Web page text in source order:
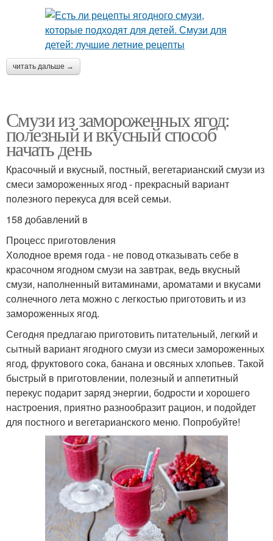
читать дальше →
Смузи из замороженных ягод:
полезный и вкусный способ
начать день
Красочный и вкусный, постный, вегетарианский смузи из
смеси замороженных ягод - прекрасный вариант
полезного перекуса для всей семьи.
158 добавлений в
Процесс приготовления
Холодное время года - не повод отказывать себе в
красочном ягодном смузи на завтрак, ведь вкусный
смузи, наполненный витаминами, ароматами и вкусами
солнечного лета можно с легкостью приготовить и из
замороженных ягод.
Сегодня предлагаю приготовить питательный, легкий и
сытный вариант ягодного смузи из смеси замороженных
ягод, фруктового сока, банана и овсяных хлопьев. Такой
быстрый в приготовлении, полезный и аппетитный
перекус подарит заряд энергии, бодрости и хорошего
настроения, приятно разнообразит рацион, и подойдет
для постного и вегетарианского меню. Попробуйте!